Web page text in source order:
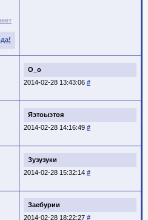
О_о
2014-02-28 13:43:06 #
Яэтоыэтоя
2014-02-28 14:16:49 #
Зузузуки
2014-02-28 15:32:14 #
Заебурии
2014-02-28 18:22:27 #